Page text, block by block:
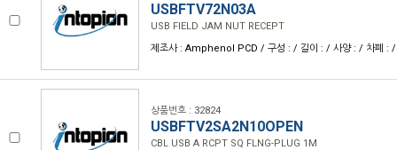
USBFTV72N03A
USB FIELD JAM NUT RECEPT
제조사 : Amphenol PCD / 구성 : / 길이 : / 사양 : / 차폐 : /
상품번호 : 32824
USBFTV2SA2N10OPEN
CBL USB A RCPT SQ FLNG-PLUG 1M